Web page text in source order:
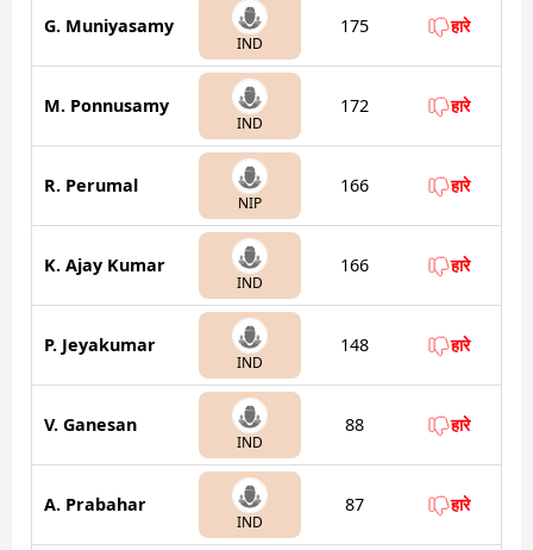
G. Muniyasamy
IND
175 हारे
M. Ponnusamy
IND
172 हारे
R. Perumal
NIP
166 हारे
K. Ajay Kumar
IND
166 हारे
P. Jeyakumar
IND
148 हारे
V. Ganesan
IND
88 हारे
A. Prabahar
IND
87 हारे